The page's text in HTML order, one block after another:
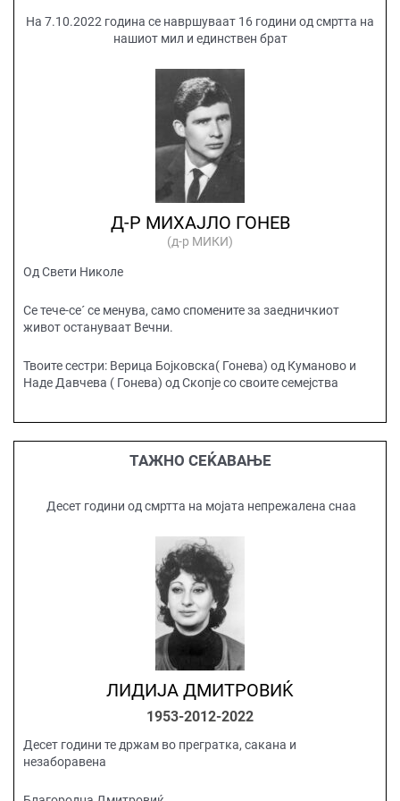
На 7.10.2022 година се навршуваат 16 години од смртта на
нашиот мил и единствен брат
Д-Р МИХАЈЛО ГОНЕВ
(д-р МИКИ)
Од Свети Николе
Се тече-се´ се менува, само спомените за заедничкиот
живот остануваат Вечни.
Твоите сестри: Верица Бојковска( Гонева) од Куманово и
Наде Давчева ( Гонева) од Скопје со своите семејства
ТАЖНО СЕЌАВАЊЕ
Десет години од смртта на мојата непрежалена снаа
ЛИДИЈА ДМИТРОВИЌ
1953-2012-2022
Десет години те држам во прегратка, сакана и
незаборавена